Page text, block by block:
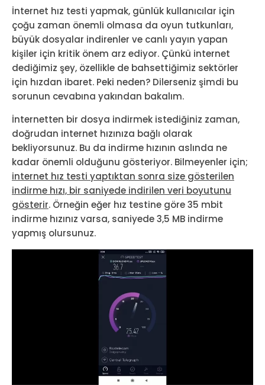
İnternet hız testi yapmak, günlük kullanıcılar için
çoğu zaman önemli olmasa da oyun tutkunları,
büyük dosyalar indirenler ve canlı yayın yapan
kişiler için kritik önem arz ediyor. Çünkü internet
dediğimiz şey, özellikle de bahsettiğimiz sektörler
için hızdan ibaret. Peki neden? Dilerseniz şimdi bu
sorunun cevabına yakından bakalım.
İnternetten bir dosya indirmek istediğiniz zaman,
doğrudan internet hızınıza bağlı olarak
bekliyorsunuz. Bu da indirme hızının aslında ne
kadar önemli olduğunu gösteriyor. Bilmeyenler için;
internet hız testi yaptıktan sonra size gösterilen
indirme hızı, bir saniyede indirilen veri boyutunu
gösterir. Örneğin eğer hız testine göre 35 mbit
indirme hızınız varsa, saniyede 3,5 MB indirme
yapmış olursunuz.